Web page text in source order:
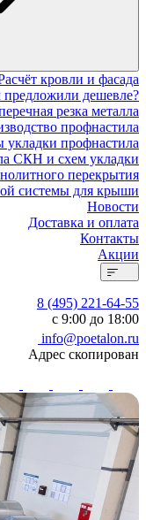
кровли и фасада
дешевле?
резка металла
профнастила
укладки профнастила
СКН и схем укладки
перекрытия
системы для крыши
Новости
Доставка и оплата
Контакты
Акции
8 (495) 221-64-55
с 9:00 до 18:00
info@poetalon.ru
Адрес скопирован